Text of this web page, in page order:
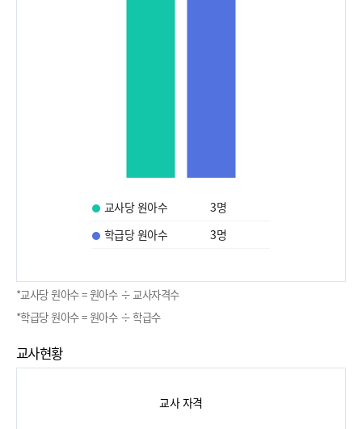
교사당 원아수 3명
학급당 원아수
3명
*교사당 원아수 = 원아수 ÷ 교사자격수
*학급당 원아수 = 원아수 ÷ 학급수
교사현황
교사 자격